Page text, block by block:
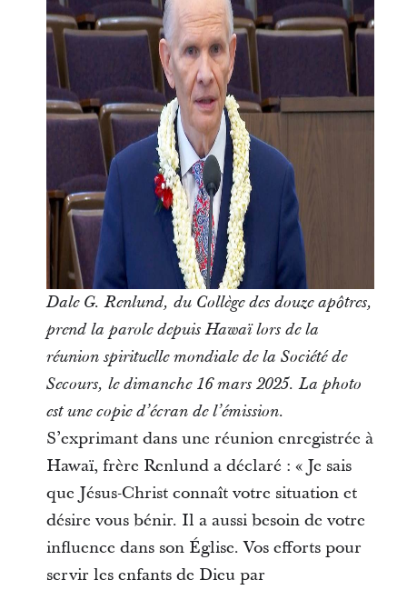
Dale G. Renlund, du Collège des douze apôtres,
prend la parole depuis Hawaï lors de la
réunion spirituelle mondiale de la Société de
Secours, le dimanche 16 mars 2025. La photo
est une copie d’écran de l’émission.
S’exprimant dans une réunion enregistrée à
Hawaï, frère Renlund a déclaré : « Je sais
que Jésus-Christ connaît votre situation et
désire vous bénir. Il a aussi besoin de votre
influence dans son Église. Vos efforts pour
servir les enfants de Dieu par